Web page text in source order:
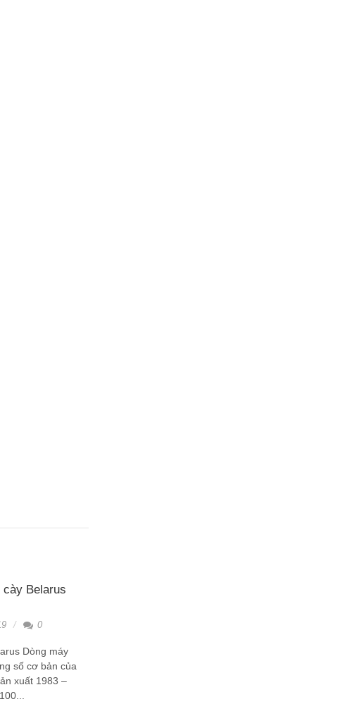
cày Belarus
0
Dòng máy
số cơ bản của
xuất 1983 –